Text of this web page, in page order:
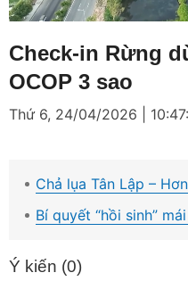
Mute Loaded
4.79%
Check-in Rừng
OCOP 3 sao
Thứ 6, 24/04/2026 |
Chả lụa Tân Lập –
Bí quyết “hồi sinh”
Ý kiến (0)